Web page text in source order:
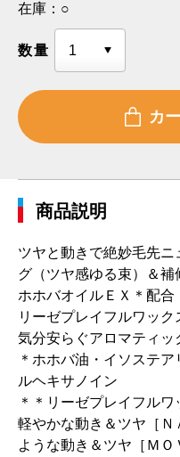
在庫： ○
数量
商品説明
ツヤと動きで絶妙毛先
グ（ツヤ感ゆる束）＆補
ホホバオイルＥＸ＊配合
リーゼプレイフルワック
気分安らぐアロマティッ
＊ホホバ油・イソステ
ルヘキサノイン
＊＊リーゼプレイフルワ
軽やかな動き＆ツヤ［
ような動き＆ツヤ［ＭＯ